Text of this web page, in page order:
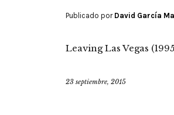
Publicado por David García
Leaving Las Vegas
23 septiembre, 2015